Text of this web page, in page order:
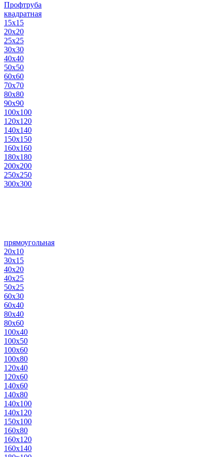
Профтруба
квадратная
15х15
20х20
25х25
30х30
40х40
50х50
60х60
70х70
80х80
90х90
100х100
120х120
140х140
150х150
160х160
180х180
200х200
250х250
300х300
прямоугольная
20х10
30х15
40х20
40х25
50х25
60х30
60х40
80х40
80х60
100х40
100х50
100х60
100х80
120х40
120х60
140х60
140х80
140х100
140х120
150х100
160х80
160х120
160х140